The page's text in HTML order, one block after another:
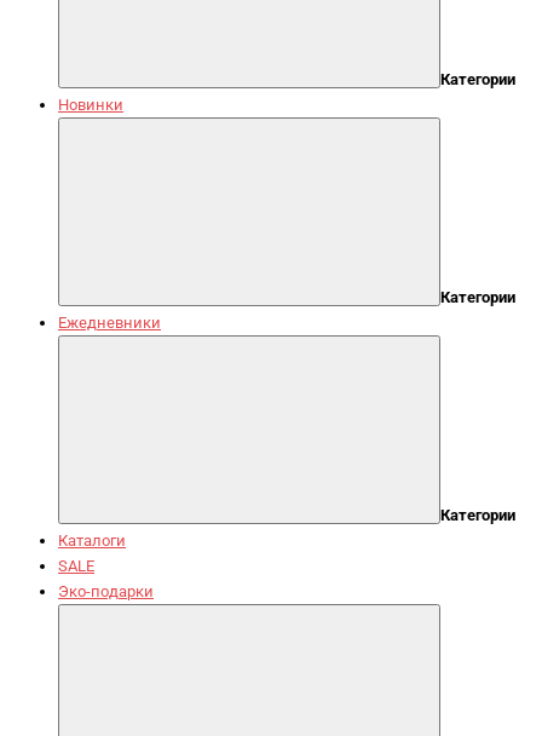
Категории
Новинки
Категории
Ежедневники
Категории
Каталоги
SALE
Эко-подарки